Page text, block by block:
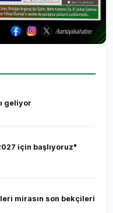
geliyor
için başlıyoruz"
mirasın son bekçileri